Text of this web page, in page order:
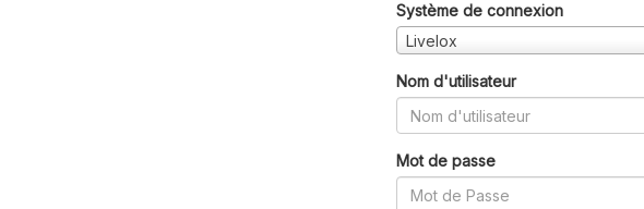
Système de connexion
Livelox
Nom d'utilisateur
Mot de passe